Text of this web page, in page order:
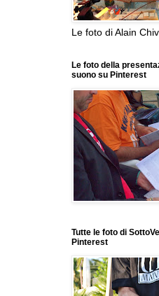
Le foto di Alain
Le foto della
suono su Pinterest
Tutte le foto di
Pinterest